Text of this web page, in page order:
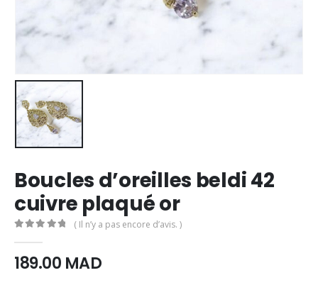
Boucles d’oreilles beldi 42
cuivre plaqué or
( Il n’y a pas encore d’avis. )
189.00 MAD